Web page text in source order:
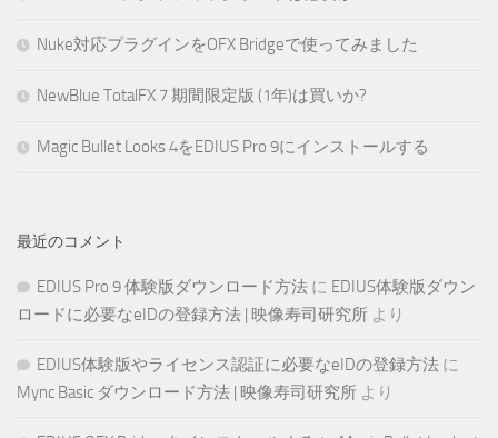
Nuke対応プラグインをOFX Bridgeで使ってみました
NewBlue TotalFX 7 期間限定版 (1年)は買いか?
Magic Bullet Looks 4をEDIUS Pro 9にインストールする
最近のコメント
EDIUS Pro 9 体験版ダウンロード方法 に EDIUS体験版ダウン
ロードに必要なeIDの登録方法 | 映像寿司研究所 より
EDIUS体験版やライセンス認証に必要なeIDの登録方法 に
Mync Basic ダウンロード方法 | 映像寿司研究所 より